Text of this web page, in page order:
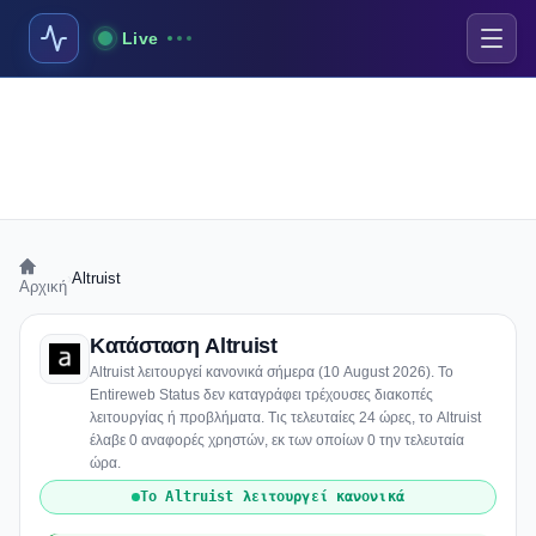
Live
Αρχική Altruist
Κατάσταση Altruist
Altruist λειτουργεί κανονικά σήμερα (10 August 2026). Το
Entireweb Status δεν καταγράφει τρέχουσες διακοπές
λειτουργίας ή προβλήματα. Τις τελευταίες 24 ώρες, το Altruist
έλαβε 0 αναφορές χρηστών, εκ των οποίων 0 την τελευταία
ώρα.
Το Altruist λειτουργεί κανονικά